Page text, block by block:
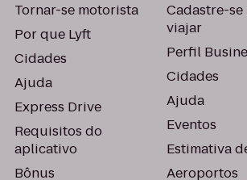
Tornar-se motorista
Por que Lyft
Cidades
Ajuda
Express Drive
Requisitos do
aplicativo
Bônus
Cadastre-se
viajar
Perfil
Cidades
Ajuda
Eventos
Estimativa
Aeroportos